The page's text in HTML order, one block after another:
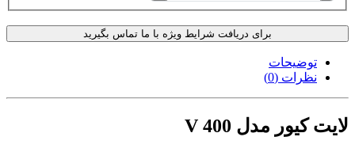
برای دریافت شرایط ویژه با ما تماس بگیرید
توضیحات
نظرات (0)
لایت کیور مدل V 400